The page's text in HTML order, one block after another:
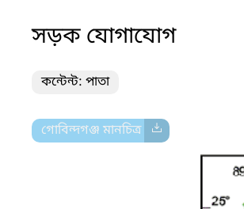
সড়ক যোগাযোগ
কন্টেন্ট: পাতা
গোবিন্দগঞ্জ মানচিত্র